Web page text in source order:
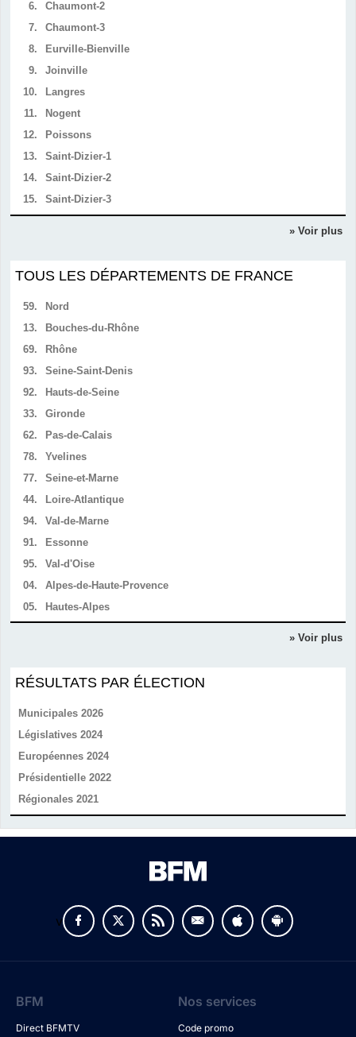
6.
Chaumont-2
7.
Chaumont-3
8.
Eurville-Bienville
9.
Joinville
10.
Langres
11.
Nogent
12.
Poissons
13.
Saint-Dizier-1
14.
Saint-Dizier-2
15.
Saint-Dizier-3
» Voir plus
TOUS LES DÉPARTEMENTS DE FRANCE
59.
Nord
13.
Bouches-du-Rhône
69.
Rhône
93.
Seine-Saint-Denis
92.
Hauts-de-Seine
33.
Gironde
62.
Pas-de-Calais
78.
Yvelines
77.
Seine-et-Marne
44.
Loire-Atlantique
94.
Val-de-Marne
91.
Essonne
95.
Val-d'Oise
04.
Alpes-de-Haute-Provence
05.
Hautes-Alpes
» Voir plus
RÉSULTATS PAR ÉLECTION
Municipales 2026
Législatives 2024
Européennes 2024
Présidentielle 2022
Régionales 2021
v
BFM
Direct BFMTV
Nos services
Code promo